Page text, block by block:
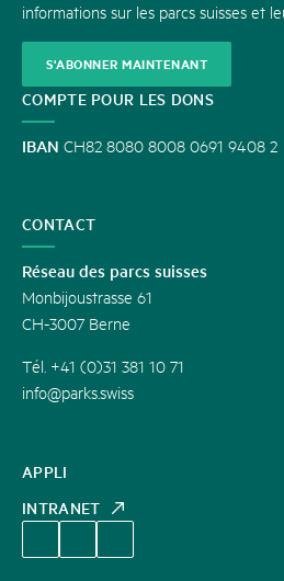
APPLI
INTRANET
informations sur les parcs suisses et
S'ABONNER MAINTENANT
COMPTE POUR LES DONS
IBAN CH82 8080 8008 0691 9408 2
CONTACT
Réseau des parcs suisses
Monbijoustrasse 61
CH-3007 Berne
Tél. +41 (0)31 381 10 71
info@parks.swiss